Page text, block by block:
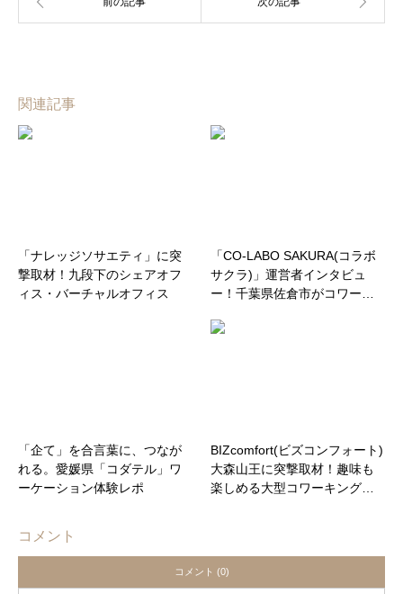
関連記事
「ナレッジソサエティ」に突
撃取材！九段下のシェアオフ
ィス・バーチャルオフィス
「CO-LABO SAKURA(コラボ
サクラ)」運営者インタビュ
ー！千葉県佐倉市がコワー…
「企て」を合言葉に、つなが
れる。愛媛県「コダテル」ワ
ーケーション体験レポ
BIZcomfort(ビズコンフォート)
大森山王に突撃取材！趣味も
楽しめる大型コワーキング…
コメント
コメント (0)